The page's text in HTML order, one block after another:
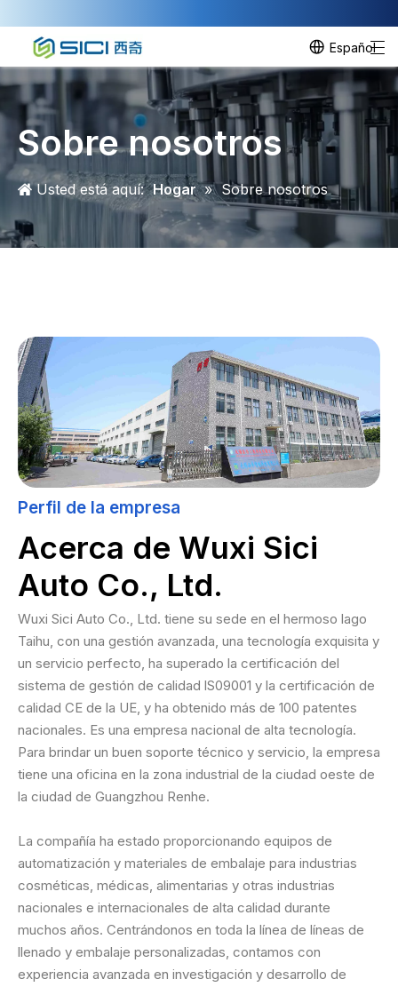
Español
Sobre nosotros
Usted está aquí: Hogar » Sobre nosotros
Perfil de la empresa
Acerca de Wuxi Sici
Auto Co., Ltd.
Wuxi Sici Auto Co., Ltd. tiene su sede en el hermoso lago
Taihu, con una gestión avanzada, una tecnología exquisita y
un servicio perfecto, ha superado la certificación del
sistema de gestión de calidad lS09001 y la certificación de
calidad CE de la UE, y ha obtenido más de 100 patentes
nacionales. Es una empresa nacional de alta tecnología.
Para brindar un buen soporte técnico y servicio, la empresa
tiene una oficina en la zona industrial de la ciudad oeste de
la ciudad de Guangzhou Renhe.
La compañía ha estado proporcionando equipos de
automatización y materiales de embalaje para industrias
cosméticas, médicas, alimentarias y otras industrias
nacionales e internacionales de alta calidad durante
muchos años. Centrándonos en toda la línea de líneas de
llenado y embalaje personalizadas, contamos con
experiencia avanzada en investigación y desarrollo de